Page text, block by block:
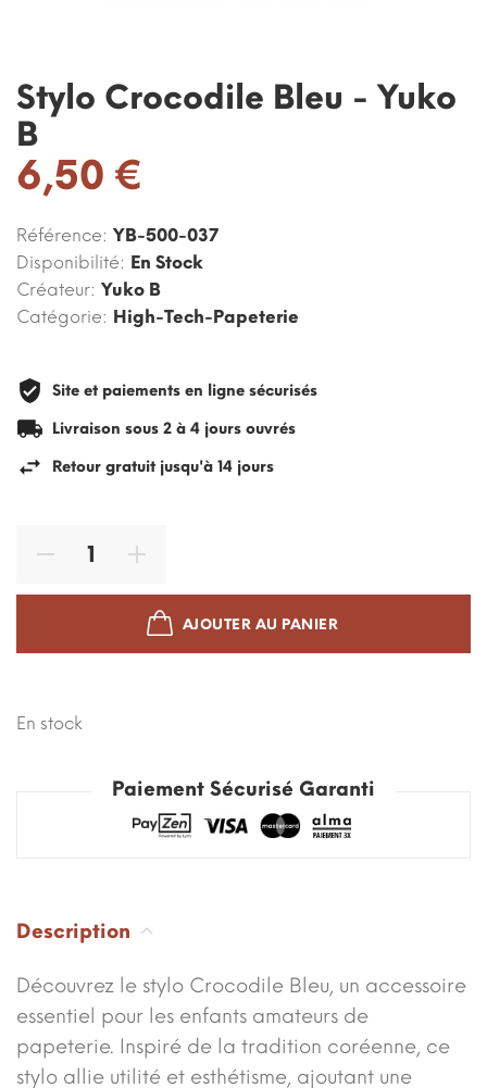
Stylo Crocodile Bleu - Yuko
B
6,50 €
Référence: YB-500-037
Disponibilité: En Stock
Créateur: Yuko B
Catégorie: High-Tech-Papeterie
Site et paiements en ligne sécurisés
Livraison sous 2 à 4 jours ouvrés
Retour gratuit jusqu'à 14 jours
AJOUTER AU PANIER
En stock
Paiement Sécurisé Garanti
Description
Découvrez le stylo Crocodile Bleu, un accessoire
essentiel pour les enfants amateurs de
papeterie. Inspiré de la tradition coréenne, ce
stylo allie utilité et esthétisme, ajoutant une